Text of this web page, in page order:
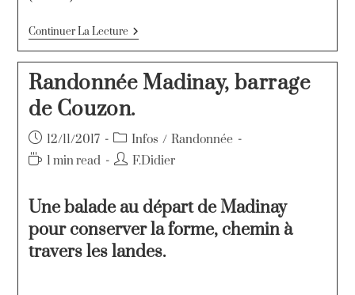
Continuer La Lecture
Randonnée Madinay, barrage
de Couzon.
12/11/2017 Infos / Randonnée
1 min read
F.Didier
Une balade au départ de Madinay
pour conserver la forme, chemin à
travers les landes.